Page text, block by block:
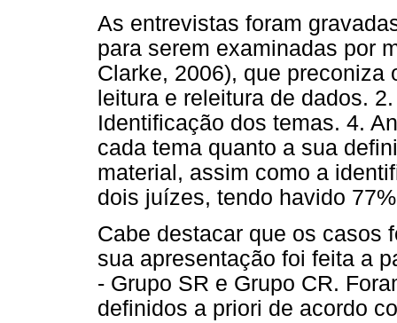
As entrevistas foram
para serem examinadas por
Clarke, 2006), que preconiza
leitura e releitura de dados.
Identificação dos temas. 4.
cada tema quanto a sua
material, assim como a
dois juízes, tendo havido
Cabe destacar que os casos
sua apresentação foi feita a
- Grupo SR e Grupo CR.
definidos a priori de acordo